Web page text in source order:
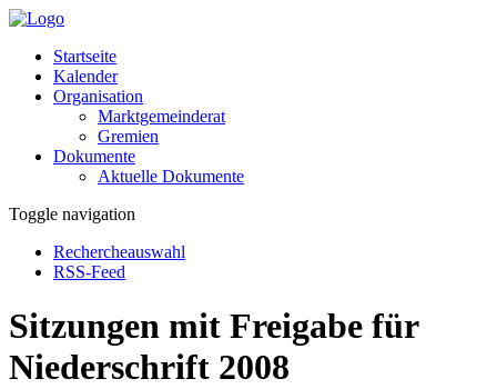
Startseite
Kalender
Organisation
Marktgemeinderat
Gremien
Dokumente
Aktuelle Dokumente
Toggle navigation
Rechercheauswahl
RSS-Feed
Sitzungen mit Freigabe für
Niederschrift 2008